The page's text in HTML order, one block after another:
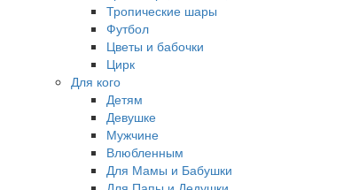
Тропические шары
Футбол
Цветы и бабочки
Цирк
Для кого
Детям
Девушке
Мужчине
Влюбленным
Для Мамы и Бабушки